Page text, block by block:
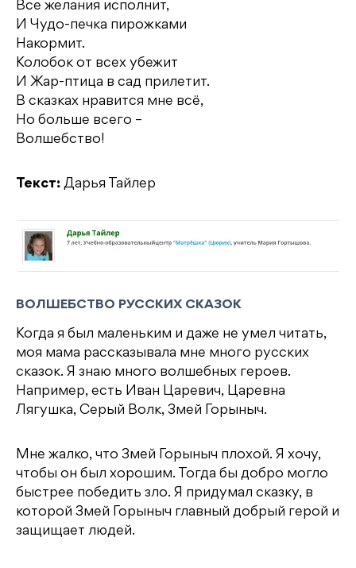
Все желания исполнит,
И Чудо-печка пирожками
Накормит.
Колобок от всех убежит
И Жар-птица в сад прилетит.
В сказках нравится мне всё,
Но больше всего –
Волшебство!
Текст: Дарья Тайлер
ВОЛШЕБСТВО РУССКИХ СКАЗОК
Когда я был маленьким и даже не умел читать,
моя мама рассказывала мне много русских
сказок. Я знаю много волшебных героев.
Например, есть Иван Царевич, Царевна
Лягушка, Серый Волк, Змей Горыныч.
Мне жалко, что Змей Горыныч плохой. Я хочу,
чтобы он был хорошим. Тогда бы добро могло
быстрее победить зло. Я придумал сказку, в
которой Змей Горыныч главный добрый герой и
защищает людей.